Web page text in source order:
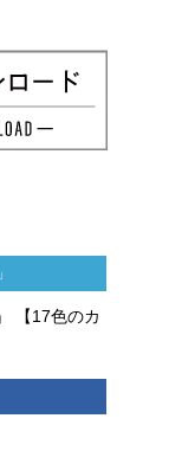
【17色のカ